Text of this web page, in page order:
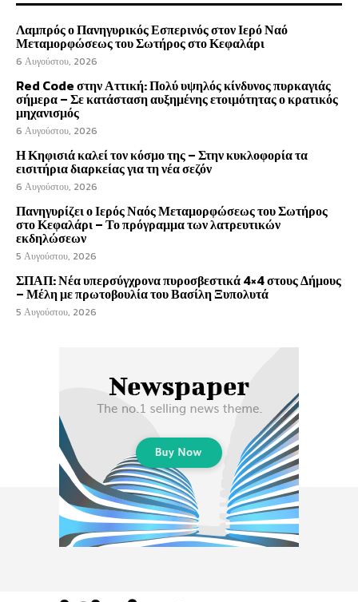
Λαμπρός ο Πανηγυρικός Εσπερινός στον Ιερό Ναό
Μεταμορφώσεως του Σωτήρος στο Κεφαλάρι
6 Αυγούστου, 2026
Red Code στην Αττική: Πολύ υψηλός κίνδυνος πυρκαγιάς
σήμερα – Σε κατάσταση αυξημένης ετοιμότητας ο κρατικός
μηχανισμός
6 Αυγούστου, 2026
Η Κηφισιά καλεί τον κόσμο της – Στην κυκλοφορία τα
εισιτήρια διαρκείας για τη νέα σεζόν
6 Αυγούστου, 2026
Πανηγυρίζει ο Ιερός Ναός Μεταμορφώσεως του Σωτήρος
στο Κεφαλάρι – Το πρόγραμμα των λατρευτικών
εκδηλώσεων
5 Αυγούστου, 2026
ΣΠΑΠ: Νέα υπερσύγχρονα πυροσβεστικά 4×4 στους Δήμους
– Μέλη με πρωτοβουλία του Βασίλη Ξυπολυτά
5 Αυγούστου, 2026